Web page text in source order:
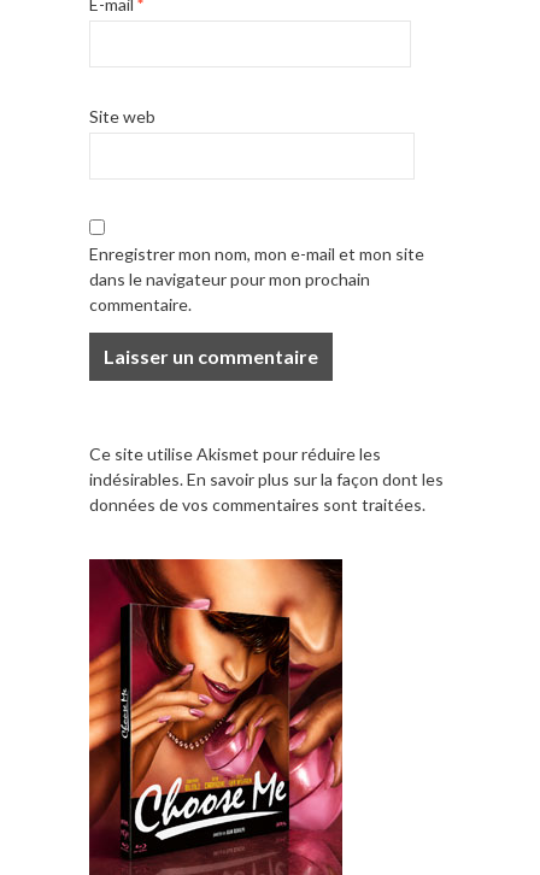
E-mail *
Site web
Enregistrer mon nom, mon e-mail et mon site
dans le navigateur pour mon prochain
commentaire.
Ce site utilise Akismet pour réduire les
indésirables.En savoir plus sur la façon dont les
données de vos commentaires sont traitées.